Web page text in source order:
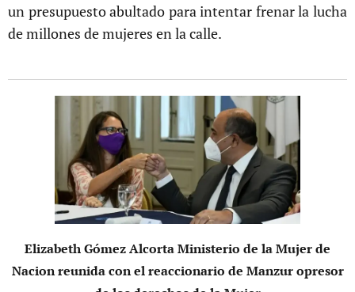
un presupuesto abultado para intentar frenar la lucha
de millones de mujeres en la calle.
Elizabeth Gómez Alcorta Ministerio de la Mujer de
Nacion reunida con el reaccionario de Manzur opresor